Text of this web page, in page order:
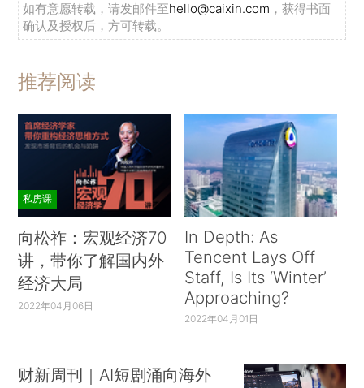
如有意愿转载，请发邮件至hello@caixin.com ，获得书面
确认及授权后，方可转载。
推荐阅读
私房课
向松祚：宏观经济70
讲，带你了解国内外
经济大局
2022年04月06日
In Depth: As
Tencent Lays Off
Staff, Is Its ‘Winter’
Approaching?
2022年04月01日
财新周刊｜AI短剧涌向海外